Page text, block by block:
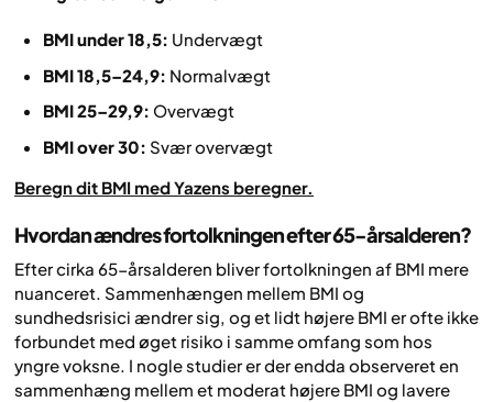
BMI under 18,5: Undervægt
BMI 18,5–24,9: Normalvægt
BMI 25–29,9: Overvægt
BMI over 30: Svær overvægt
Beregn dit BMI med Yazens beregner.
Hvordan ændres fortolkningen efter 65-årsalderen?
Efter cirka 65-årsalderen bliver fortolkningen af BMI mere
nuanceret. Sammenhængen mellem BMI og
sundhedsrisici ændrer sig, og et lidt højere BMI er ofte ikke
forbundet med øget risiko i samme omfang som hos
yngre voksne. I nogle studier er der endda observeret en
sammenhæng mellem et moderat højere BMI og lavere